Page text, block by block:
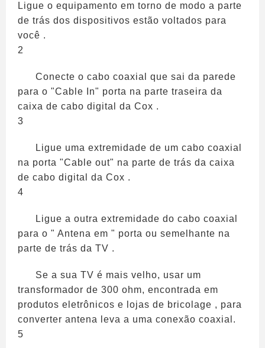
Ligue o equipamento em torno de modo a parte
de trás dos dispositivos estão voltados para
você .
2
Conecte o cabo coaxial que sai da parede
para o "Cable In" porta na parte traseira da
caixa de cabo digital da Cox .
3
Ligue uma extremidade de um cabo coaxial
na porta "Cable out" na parte de trás da caixa
de cabo digital da Cox .
4
Ligue a outra extremidade do cabo coaxial
para o " Antena em " porta ou semelhante na
parte de trás da TV .
Se a sua TV é mais velho, usar um
transformador de 300 ohm, encontrada em
produtos eletrônicos e lojas de bricolage , para
converter antena leva a uma conexão coaxial.
5